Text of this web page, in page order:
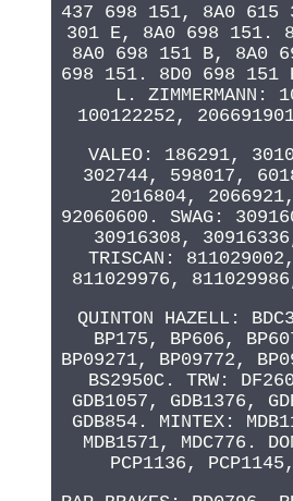
437 698 151, 8A0 615
301 E, 8A0 698 151.
8A0 698 151 B, 8A0
698 151. 8D0 698 151
L. ZIMMERMANN:
100122252,
VALEO: 186291,
302744, 598017,
2016804,
92060600. SWAG:
30916308,
TRISCAN:
811029976,
QUINTON HAZELL:
BP175, BP606,
BP09271, BP09772,
BS2950C. TRW:
GDB1057, GDB1376,
GDB854. MINTEX:
MDB1571, MDC776.
PCP1136,